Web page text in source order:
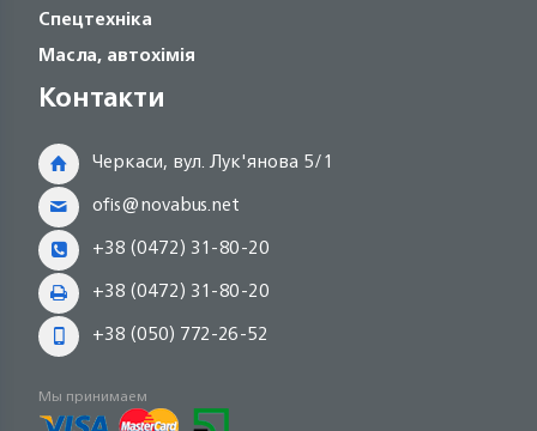
Спецтехніка
Масла, автохімія
Контакти
Черкаси, вул. Лук'янова 5/1
ofis@novabus.net
+38 (0472) 31-80-20
+38 (0472) 31-80-20
+38 (050) 772-26-52
Мы принимаем